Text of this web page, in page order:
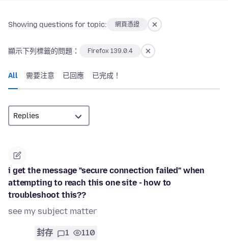
Showing questions for topic: 網頁憑證
顯示下列標籤的問題： Firefox 139.0.4
All 需要注意 已回應 已完成！
i get the message "secure connection failed" when
attempting to reach this one site - how to
troubleshoot this??
see my subject matter
封存 1 110